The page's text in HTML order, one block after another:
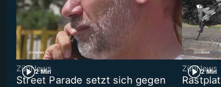
2 Min
ZüriNews
Street Parade setzt sich gegen
2 Min
ZüriNews